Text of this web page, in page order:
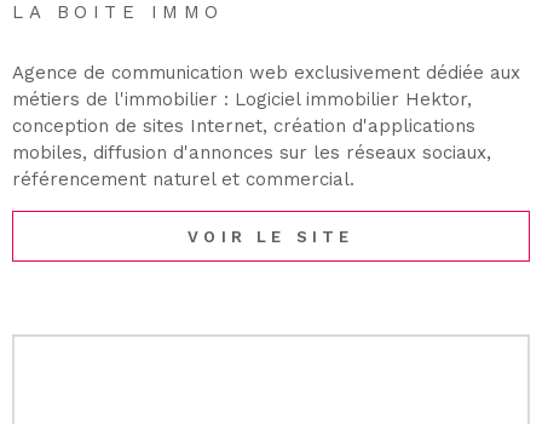
LA BOITE IMMO
Agence de communication web exclusivement dédiée aux
métiers de l'immobilier : Logiciel immobilier Hektor,
conception de sites Internet, création d'applications
mobiles, diffusion d'annonces sur les réseaux sociaux,
référencement naturel et commercial.
VOIR LE SITE